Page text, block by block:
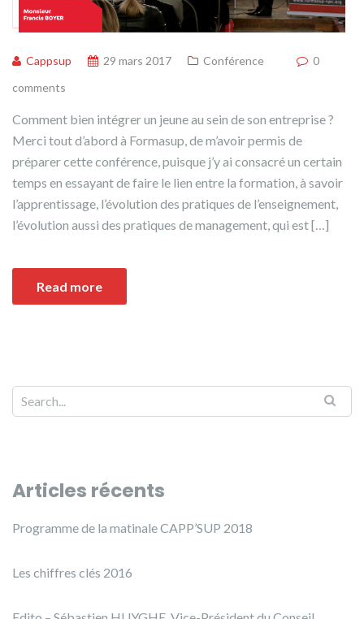
Cappsup 29 mars 2017 Conférence
0
comments
Comment bien intégrer un jeune au sein de son entreprise ?
Merci tout d’abord à Formasup, de m’avoir permis de
préparer cette conférence, puisque j’y ai consacré un certain
temps en essayant de faire le lien entre la formation, à savoir
l’apprentissage, l’évolution des pratiques de l’enseignement,
l’évolution aussi des pratiques de management, qui est […]
Read more
Articles récents
Programme de la matinale CAPP’SUP 2018
Les chiffres clés 2016